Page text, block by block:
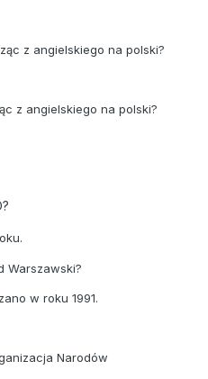
z angielskiego na polski?
z angielskiego na polski?
Warszawski?
w roku 1991.
Narodów